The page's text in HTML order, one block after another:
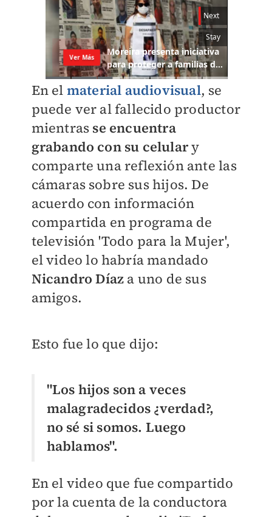
En el material audiovisual, se
puede ver al fallecido productor
mientras se encuentra
grabando con su celulary
comparte una reflexión ante las
cámaras sobre sus hijos. De
acuerdo con información
compartida en programa de
televisión 'Todo para la Mujer',
el video lo habría mandado
Nicandro Díaz a uno de sus
amigos.
Esto fue lo que dijo:
"Los hijos son a veces
malagradecidos ¿verdad?,
no sé si somos. Luego
hablamos".
En el video que fue compartido
por la cuenta de la conductora